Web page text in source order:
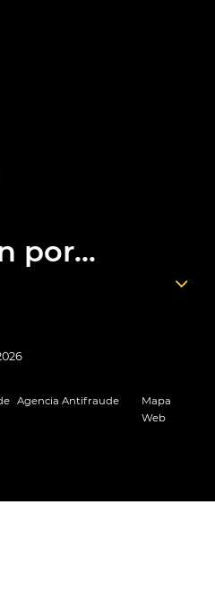
por...
Agencia Antifraude
Mapa
Web